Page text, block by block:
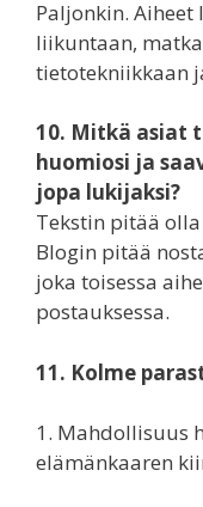
Paljonkin.
liikuntaan,
tietotekniikkaan
10. Mitkä asiat
huomiosi ja
jopa lukijaksi?
Tekstin pitää
Blogin pitää
joka toisessa
postauksessa.
11. Kolme
1. Mahdollisuus
elämänkaaren